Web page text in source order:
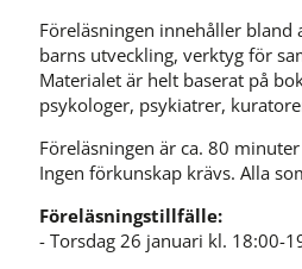
Föreläsningen innehåller
barns utveckling, verktyg för
Materialet är helt baserat på
psykologer, psykiatrer,
Föreläsningen är ca. 80
Ingen förkunskap krävs. Alla
Föreläsningstillfälle:
- Torsdag 26 januari kl. 18:00-